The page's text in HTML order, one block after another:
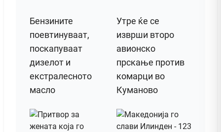
Бензините
поевтинуваат,
поскапуваат
дизелот и
екстралесното
масло
Утре ќе се
изврши второ
авионско
прскање против
комарци во
Куманово